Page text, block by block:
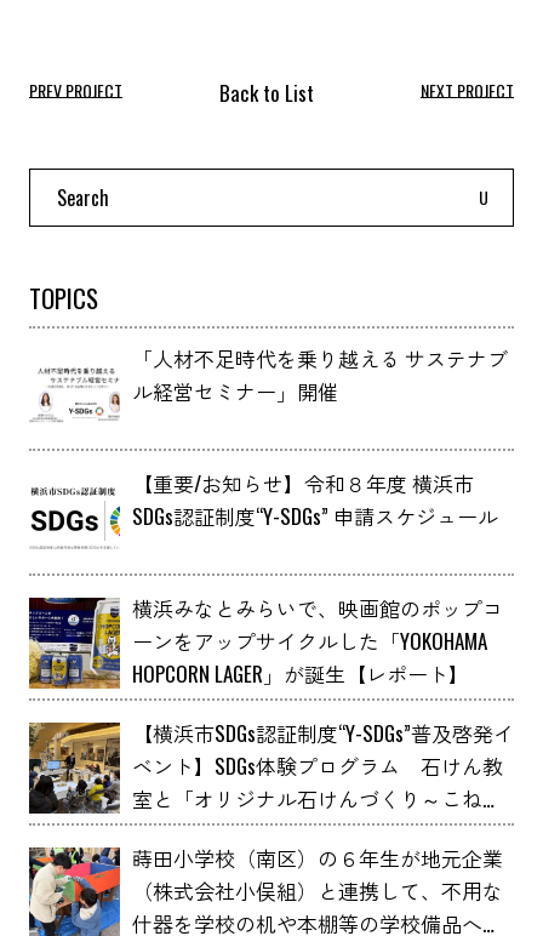
PREV PROJECT NEXT PROJECT
Search
TOPICS
「人材不足時代を乗り越える サステナブ
ル経営セミナー」開催
【重要/お知らせ】令和８年度 横浜市
SDGs認証制度“Y-SDGs” 申請スケジュール
横浜みなとみらいで、映画館のポップコ
ーンをアップサイクルした「YOKOHAMA
HOPCORN LAGER」が誕生【レポート】
【横浜市SDGs認証制度“Y-SDGs”普及啓発イ
ベント】SDGs体験プログラム 石けん教
室と「オリジナル石けんづくり～こねこ
ね石けん～」 YOXO FESTIVALに出展
蒔田小学校（南区）の６年生が地元企業
（株式会社小俣組）と連携して、不用な
什器を学校の机や本棚等の学校備品へア